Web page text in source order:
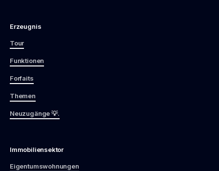
Erzeugnis
Tour
Funktionen
Forfaits
Themen
Neuzugänge 💡.
Immobiliensektor
Eigentumswohnungen